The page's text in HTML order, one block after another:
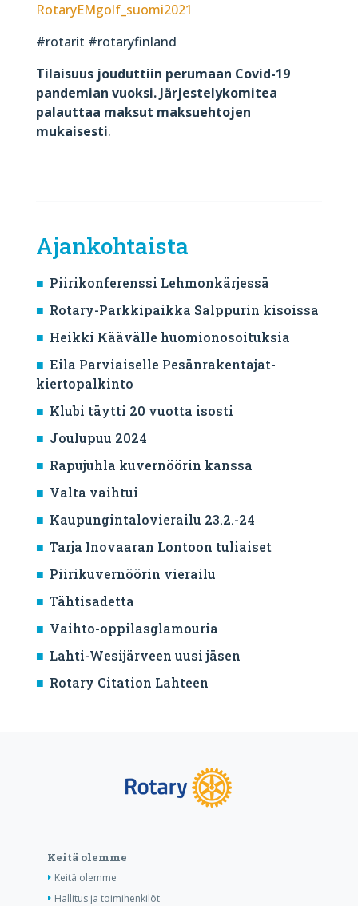
RotaryEMgolf_suomi2021
#rotarit #rotaryfinland
Tilaisuus jouduttiin perumaan Covid-19
pandemian vuoksi. Järjestelykomitea
palauttaa maksut maksuehtojen
mukaisesti.
Ajankohtaista
Piirikonferenssi Lehmonkärjessä
Rotary-Parkkipaikka Salppurin kisoissa
Heikki Käävälle huomionosoituksia
Eila Parviaiselle Pesänrakentajat-
kiertopalkinto
Klubi täytti 20 vuotta isosti
Joulupuu 2024
Rapujuhla kuvernöörin kanssa
Valta vaihtui
Kaupungintalovierailu 23.2.-24
Tarja Inovaaran Lontoon tuliaiset
Piirikuvernöörin vierailu
Tähtisadetta
Vaihto-oppilasglamouria
Lahti-Wesijärveen uusi jäsen
Rotary Citation Lahteen
Keitä olemme
Keitä olemme
Hallitus ja toimihenkilöt